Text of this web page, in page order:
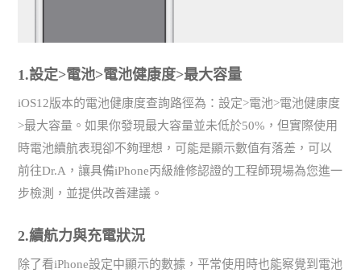
1.設定>電池>電池健康度>最大容量
iOS12版本的電池健康度查詢路徑為：設定>電池>電池健康度
>最大容量。如果你發現最大容量並未低於50%，但實際使用
時電池續航表現卻不夠理想，可能是顯示數值有落差，可以
前往Dr.A，讓具備iPhone丙級維修認證的工程師現場為您進一
步檢測，並提供改善建議。
2.續航力與充電狀況
除了看iPhone設定中顯示的數據，平常使用時也能察覺到電池